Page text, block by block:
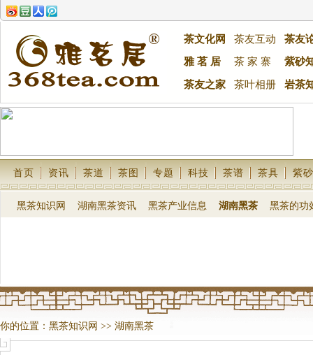
茶文化网 茶友互动
茶友
雅 茗 居
茶 家 寨 紫砂
茶友之家 茶叶相册 岩茶
首页 资讯 茶道 茶图 专题 科技 茶谱 茶具 紫砂
黑茶知识网 湖南黑茶资讯 黑茶产业信息 湖南黑茶 黑茶的功
你的位置： 黑茶知识网 >> 湖南黑茶